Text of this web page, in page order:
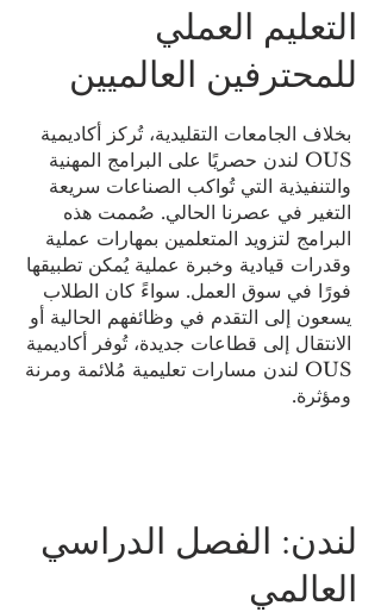
التعليم العملي
للمحترفين العالميين
بخلاف الجامعات التقليدية، تُركز أكاديمية
OUS لندن حصريًا على البرامج المهنية
والتنفيذية التي تُواكب الصناعات سريعة
التغير في عصرنا الحالي. صُممت هذه
البرامج لتزويد المتعلمين بمهارات عملية
وقدرات قيادية وخبرة عملية يُمكن تطبيقها
فورًا في سوق العمل. سواءً كان الطلاب
يسعون إلى التقدم في وظائفهم الحالية أو
الانتقال إلى قطاعات جديدة، تُوفر أكاديمية
OUS لندن مسارات تعليمية مُلائمة ومرنة
ومؤثرة.
لندن: الفصل الدراسي
العالمي